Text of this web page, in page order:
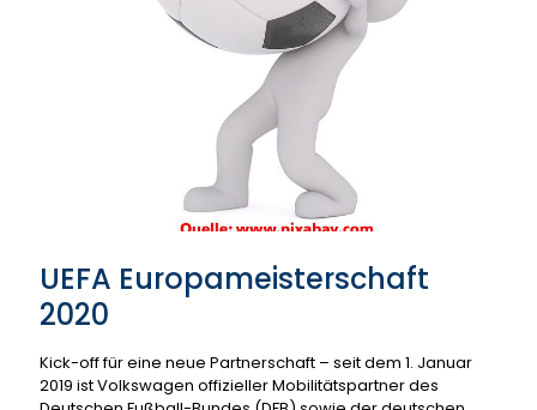
UEFA Europameisterschaft
2020
Kick-off für eine neue Partnerschaft – seit dem 1. Januar
2019 ist Volkswagen offizieller Mobilitätspartner des